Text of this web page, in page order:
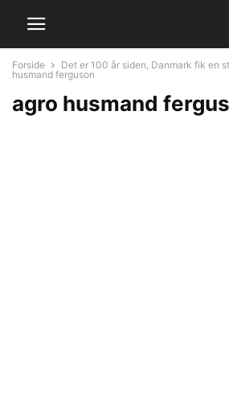
Forside Det er 100 år siden, Danmark fik en
husmand ferguson
agro husmand